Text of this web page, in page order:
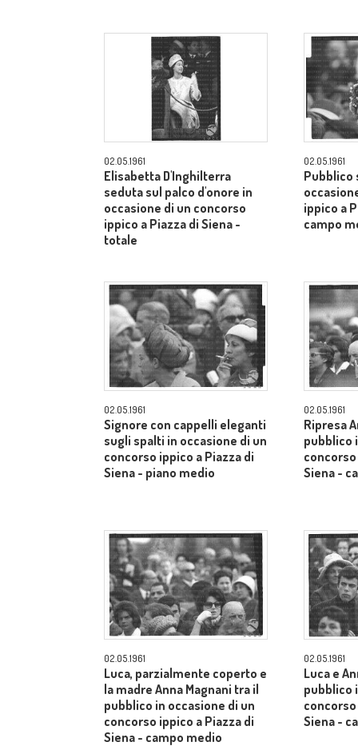
02.05.1961
Elisabetta D'Inghilterra
seduta sul palco d'onore in
occasione di un concorso
ippico a Piazza di Siena -
totale
02.05.1961
Pubblico
ippico a
campo
02.05.1961
Signore con cappelli eleganti
sugli spalti in occasione di un
concorso ippico a Piazza di
Siena - piano medio
02.05.1961
Ripresa
pubblico
Siena -
02.05.1961
Luca, parzialmente coperto e
la madre Anna Magnani tra il
pubblico in occasione di un
concorso ippico a Piazza di
Siena - campo medio
02.05.1961
Luca e
pubblico
Siena -